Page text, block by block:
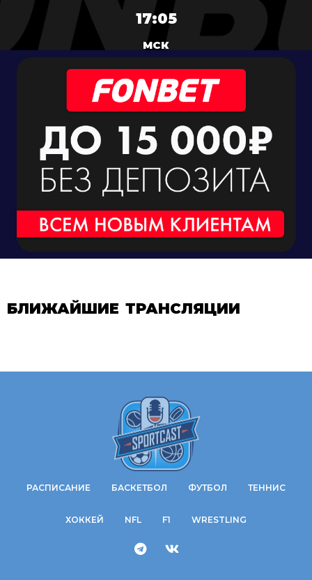
17:05
МСК
БЛИЖАЙШИЕ ТРАНСЛЯЦИИ
РАСПИСАНИЕ БАСКЕТБОЛ ФУТБОЛ ТЕННИС
ХОККЕЙ NFL F1 WRESTLING